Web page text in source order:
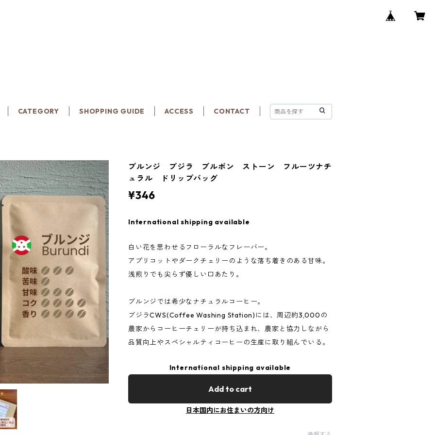
CATEGORY SHOPPING GUIDE ACCESS CONTACT
ブルンジ ブジラ ブルボン ストーン フルーツナチ
ュラル ドリップバッグ
¥346
International shipping available
白い花を思わせるフローラルなフレーバー。
アプリコットやダークチェリーのような落ち着きのある甘味。
浅煎りでも尖らず優しい口あたり。
ブルンジでは希少なナチュラルコーヒー。
ブジラCWS(Coffee Washing Station)には、周辺約3,000の
農家からコーヒーチェリーが持ち込まれ、農家と協力しながら
品質向上やスペシャルティコーヒーの生産に取り組んでいる。
International shipping available
Add to cart
日本国内にお住まいの方向け